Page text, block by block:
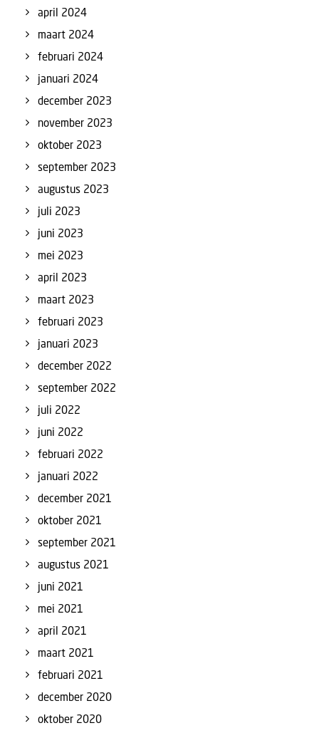
april 2024
maart 2024
februari 2024
januari 2024
december 2023
november 2023
oktober 2023
september 2023
augustus 2023
juli 2023
juni 2023
mei 2023
april 2023
maart 2023
februari 2023
januari 2023
december 2022
september 2022
juli 2022
juni 2022
februari 2022
januari 2022
december 2021
oktober 2021
september 2021
augustus 2021
juni 2021
mei 2021
april 2021
maart 2021
februari 2021
december 2020
oktober 2020